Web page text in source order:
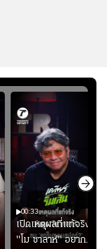
00:33
เปิดเหตุผลที่แท้จริงที่
"โม ซาลาห์" อยาก